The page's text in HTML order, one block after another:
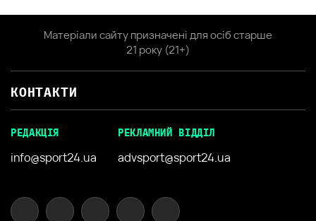
Матеріали сайту призначені для осіб старше
21 року (21+)
КОНТАКТИ
РЕДАКЦІЯ
info@sport24.ua
РЕКЛАМНИЙ ВІДДІЛ
advsport@sport24.ua